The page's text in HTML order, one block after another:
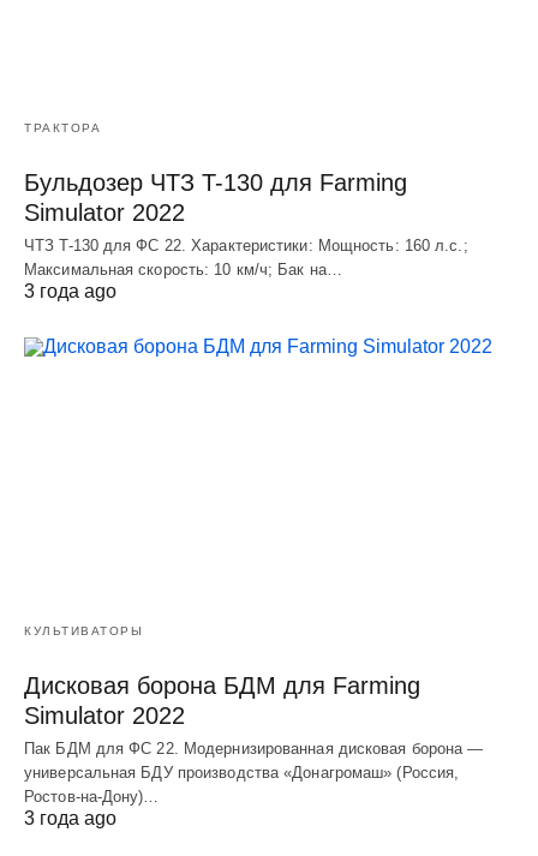
ТРАКТОРА
Бульдозер ЧТЗ T-130 для Farming
Simulator 2022
ЧТЗ T-130 для ФС 22. Характеристики: Мощноcть: 160 л.c.;
Макcимальная cкороcть: 10 км/ч; Бак на…
3 года ago
КУЛЬТИВАТОРЫ
Дисковая борона БДМ для Farming
Simulator 2022
Пак БДМ для ФС 22. Модернизированная дисковая борона —
универсальная БДУ производства «Донагромаш» (Россия,
Ростов-на-Дону)…
3 года ago